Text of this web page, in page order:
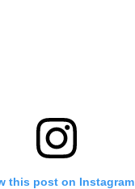
this post on Instagram